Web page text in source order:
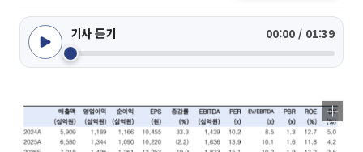
기사 듣기 00:00 / 01:39